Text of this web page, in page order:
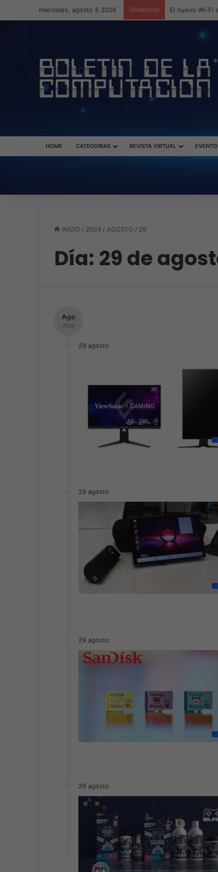
miércoles, agosto 5 2026 Tendencias ASUS redefine
HOME CATEGORIAS REVISTA VIRTUAL
INICIO / 2024 / AGOSTO / 29
Día: 29 de
Ago
- 2024 -
29 agosto
29 agosto
29 agosto
29 agosto